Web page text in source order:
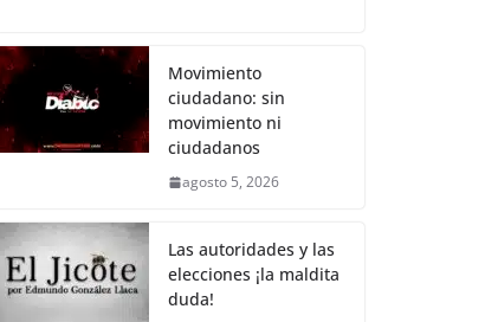
e
b
o
o
er
A
p
p
Li
n
k
ar
e
Movimiento
ciudadano: sin
movimiento ni
ciudadanos
agosto 5, 2026
Las autoridades y las
elecciones ¡la maldita
duda!